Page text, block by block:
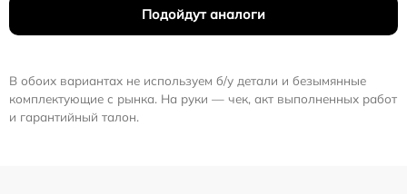
Подойдут аналоги
В обоих вариантах не используем б/у детали и безымянные
комплектующие с рынка. На руки — чек, акт выполненных работ
и гарантийный талон.